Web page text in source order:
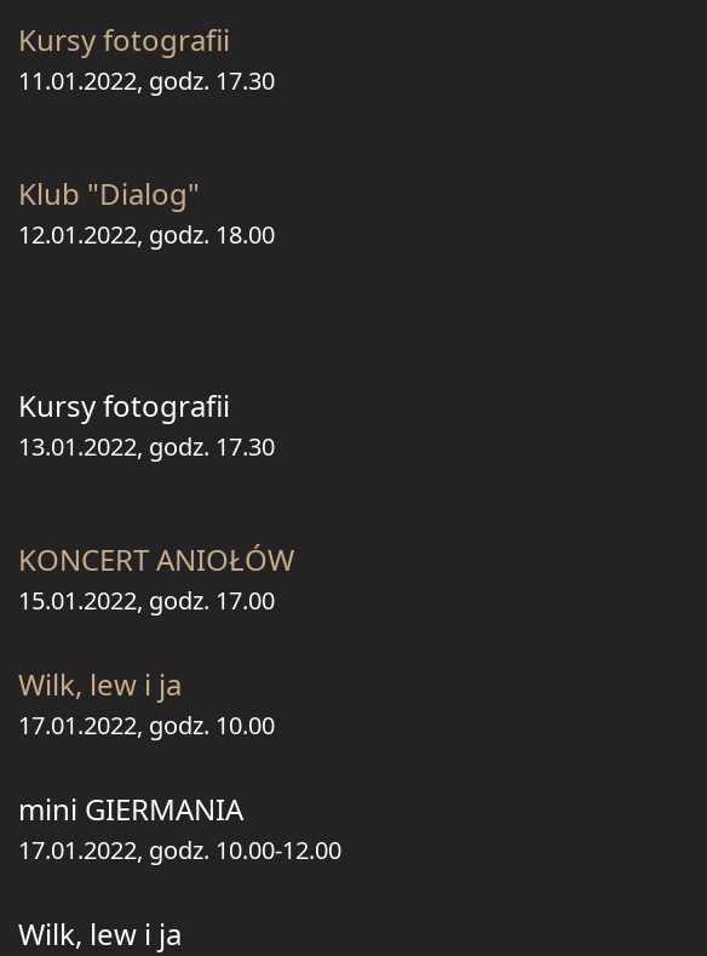
Kursy fotografii
11.01.2022, godz. 17.30
Klub "Dialog"
12.01.2022, godz. 18.00
Kursy fotografii
13.01.2022, godz. 17.30
KONCERT ANIOŁÓW
15.01.2022, godz. 17.00
Wilk, lew i ja
17.01.2022, godz. 10.00
mini GIERMANIA
17.01.2022, godz. 10.00-12.00
Wilk, lew i ja